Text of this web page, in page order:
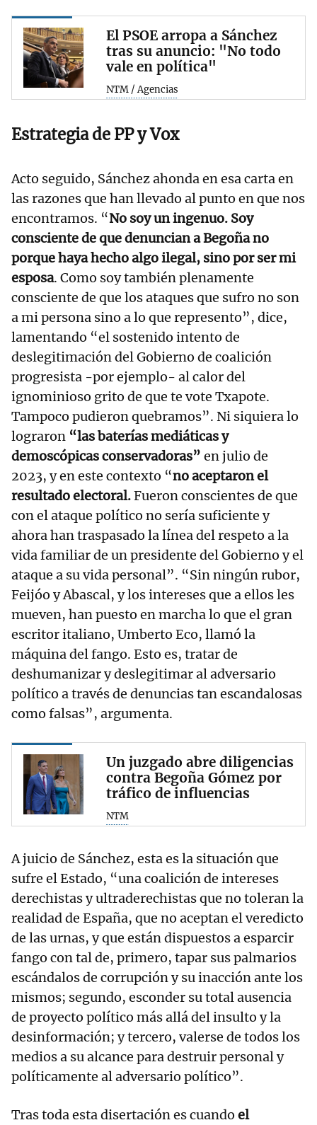
El PSOE arropa a Sánchez
tras su anuncio: "No todo
vale en política"
NTM / Agencias
Estrategia de PP y Vox
Acto seguido, Sánchez ahonda en esa carta en
las razones que han llevado al punto en que nos
encontramos. “No soy un ingenuo. Soy
consciente de que denuncian a Begoña no
porque haya hecho algo ilegal, sino por ser mi
esposa. Como soy también plenamente
consciente de que los ataques que sufro no son
a mi persona sino a lo que represento”, dice,
lamentando “el sostenido intento de
deslegitimación del Gobierno de coalición
progresista -por ejemplo- al calor del
ignominioso grito de que te vote Txapote.
Tampoco pudieron quebramos”. Ni siquiera lo
lograron “las baterías mediáticas y
demoscópicas conservadoras” en julio de
2023, y en este contexto “no aceptaron el
resultado electoral.Fueron conscientes de que
con el ataque político no sería suficiente y
ahora han traspasado la línea del respeto a la
vida familiar de un presidente del Gobierno y el
ataque a su vida personal”. “Sin ningún rubor,
Feijóo y Abascal, y los intereses que a ellos les
mueven, han puesto en marcha lo que el gran
escritor italiano, Umberto Eco, llamó la
máquina del fango. Esto es, tratar de
deshumanizar y deslegitimar al adversario
político a través de denuncias tan escandalosas
como falsas”, argumenta.
Un juzgado abre diligencias
contra Begoña Gómez por
tráfico de influencias
NTM
A juicio de Sánchez, esta es la situación que
sufre el Estado, “una coalición de intereses
derechistas y ultraderechistas que no toleran la
realidad de España, que no aceptan el veredicto
de las urnas, y que están dispuestos a esparcir
fango con tal de, primero, tapar sus palmarios
escándalos de corrupción y su inacción ante los
mismos; segundo, esconder su total ausencia
de proyecto político más allá del insulto y la
desinformación; y tercero, valerse de todos los
medios a su alcance para destruir personal y
políticamente al adversario político”.
Tras toda esta disertación es cuando el